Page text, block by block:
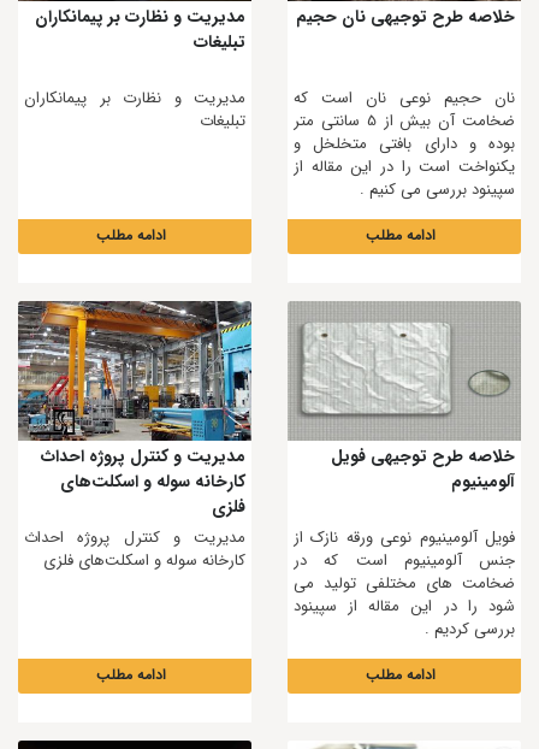
خلاصه طرح توجیهی نان حجیم
نان حجیم نوعی نان است که
ضخامت آن بیش از 5 سانتی متر
بوده و دارای بافتی متخلخل و
یکنواخت است را در این مقاله از
سپینود بررسی می کنیم .
ادامه مطلب
مدیریت و نظارت بر پیمانکاران
تبلیغات
مدیریت و نظارت بر پیمانکاران
تبلیغات
ادامه مطلب
خلاصه طرح توجیهی فویل
آلومینیوم
فویل آلومینیوم نوعی ورقه نازک از
جنس آلومینیوم است که در
ضخامت های مختلفی تولید می
شود را در این مقاله از سپینود
بررسی کردیم .
ادامه مطلب
مدیریت و کنترل پروژه احداث
كارخانه سوله و اسکلت‌های
فلزی
مدیریت و کنترل پروژه احداث
كارخانه سوله و اسکلت‌های فلزی
ادامه مطلب